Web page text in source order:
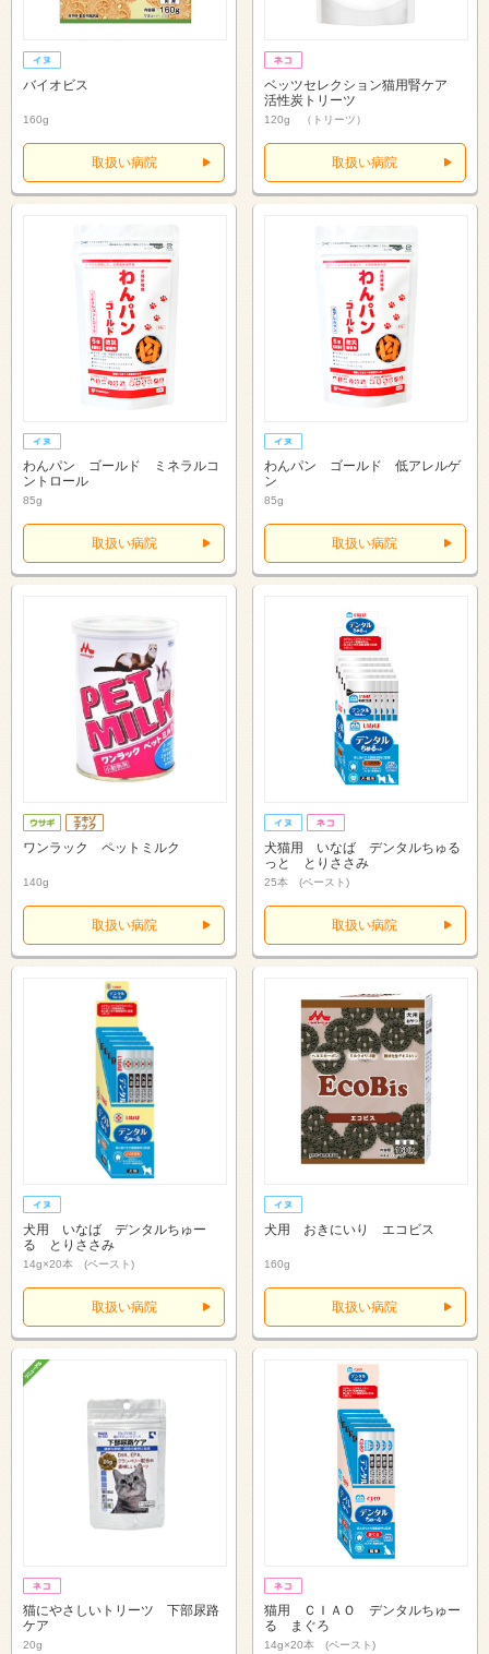
バイオビス
160g
取扱い病院
ベッツセレクション猫用腎ケア
活性炭トリーツ
120g （トリーツ）
取扱い病院
わんパン ゴールド ミネラルコ
ントロール
85g
取扱い病院
わんパン ゴールド 低アレルゲ
ン
85g
取扱い病院
ワンラック ペットミルク
140g
取扱い病院
犬猫用 いなば デンタルちゅる
っと とりささみ
25本 (ペースト)
取扱い病院
犬用 いなば デンタルちゅー
る とりささみ
14g×20本 (ペースト)
取扱い病院
犬用 おきにいり エコビス
160g
取扱い病院
猫にやさしいトリーツ 下部尿路
ケア
20g
猫用 ＣＩＡＯ デンタルちゅー
る まぐろ
14g×20本 (ペースト)